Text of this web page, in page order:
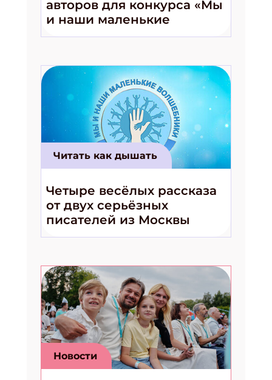
авторов для конкурса «Мы
и наши маленькие
волшебники!»
Читать как дышать
Четыре весёлых рассказа
от двух серьёзных
писателей из Москвы
Новости